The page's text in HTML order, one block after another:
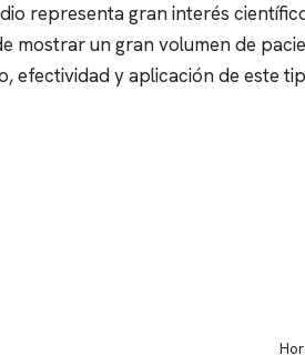
representa gran interés
mostrar un gran volumen de
efectividad y aplicación de este